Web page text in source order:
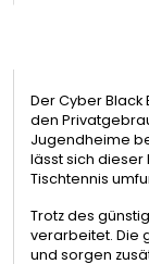
Der Cyber Black
den
Jugendheime
lässt sich dieser
Tischtennis
Trotz des
verarbeitet. Die
und sorgen